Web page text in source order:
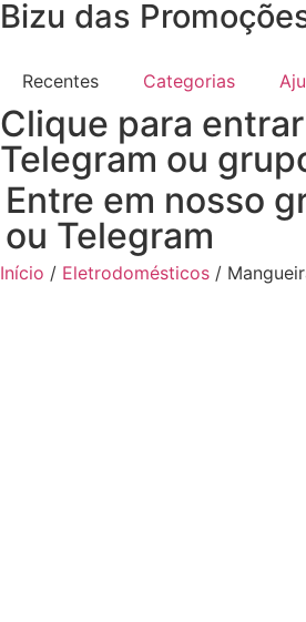
Bizu das
Recentes Categorias
Clique para
Telegram ou
Entre em nosso
ou Telegram
Início / Eletrodomésticos /